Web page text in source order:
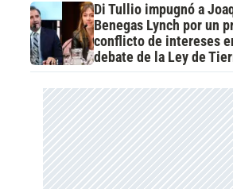
Di Tullio impugnó a
Benegas Lynch por un
conflicto de intereses
debate de la Ley de